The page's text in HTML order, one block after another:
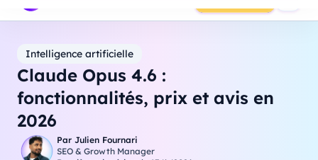
Intelligence artificielle
Claude Opus 4.6 :
fonctionnalités, prix et avis en
2026
Par Julien Fournari
SEO & Growth Manager